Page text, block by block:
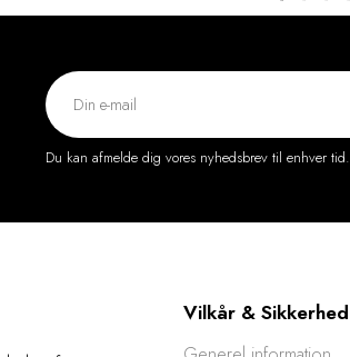
Du kan afmelde dig vores nyhedsbrev til enhver tid.
Vilkår & Sikkerhed